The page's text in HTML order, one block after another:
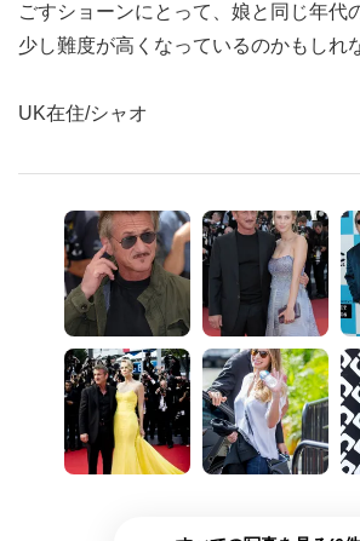
ごすショーンにとって、娘と同じ年代
少し難度が高くなっているのかもしれ
UK在住/シャオ